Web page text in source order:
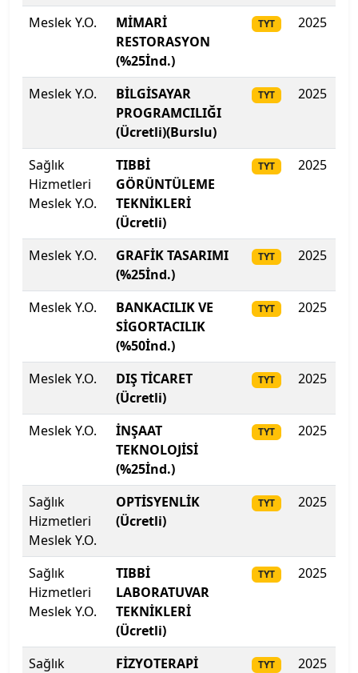
Yalova Üniversitesi
Yaşar Üniversitesi
Yeditepe Üniversitesi
Yıldız Teknik Üniversitesi
Yozgat Bozok Üniversitesi
Yüksek İhtisas Üniversitesi
Zonguldak Bülent Ecevit Üniversitesi
Meslek Y.O.
MİMARİ
RESTORASYON
(%25İnd.)
TYT 2025
Meslek Y.O.
BİLGİSAYAR
PROGRAMCILIĞI
(Ücretli)(Burslu)
TYT 2025
Sağlık
Hizmetleri
Meslek Y.O.
TIBBİ
GÖRÜNTÜLEME
TEKNİKLERİ
(Ücretli)
TYT 2025
Meslek Y.O.
GRAFİK TASARIMI
(%25İnd.)
TYT 2025
Meslek Y.O.
BANKACILIK VE
SİGORTACILIK
(%50İnd.)
TYT 2025
Meslek Y.O.
DIŞ TİCARET
(Ücretli)
TYT 2025
Meslek Y.O.
İNŞAAT
TEKNOLOJİSİ
(%25İnd.)
TYT 2025
Sağlık
Hizmetleri
Meslek Y.O.
OPTİSYENLİK
(Ücretli)
TYT 2025
Sağlık
Hizmetleri
Meslek Y.O.
TIBBİ
LABORATUVAR
TEKNİKLERİ
(Ücretli)
TYT 2025
Sağlık
FİZYOTERAPİ
TYT 2025